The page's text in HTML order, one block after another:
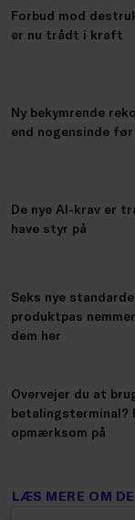
Forbud mod
er nu trådt i kraft
Ny bekymrende
end nogensinde
De nye AI-krav er
have styr på
Seks nye
produktpas
dem her
Overvejer du at
betalingsterminal?
opmærksom på
LÆS MERE OM